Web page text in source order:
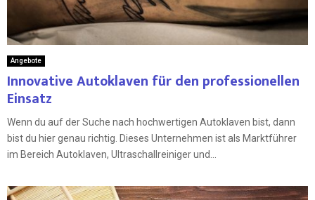
Angebote
Innovative Autoklaven für den professionellen
Einsatz
Wenn du auf der Suche nach hochwertigen Autoklaven bist, dann
bist du hier genau richtig. Dieses Unternehmen ist als Marktführer
im Bereich Autoklaven, Ultraschallreiniger und...